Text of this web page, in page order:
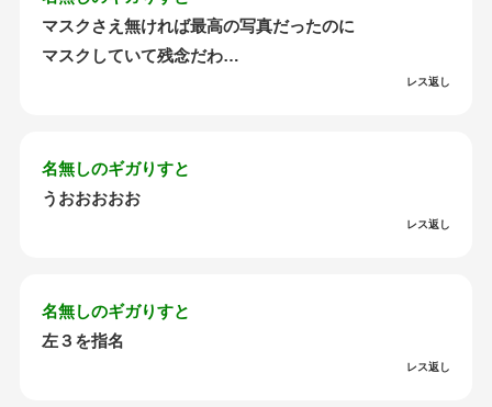
マスクさえ無ければ最高の写真だったのに
マスクしていて残念だわ…
レス返し
名無しのギガりすと
うおおおおお
レス返し
名無しのギガりすと
左３を指名
レス返し